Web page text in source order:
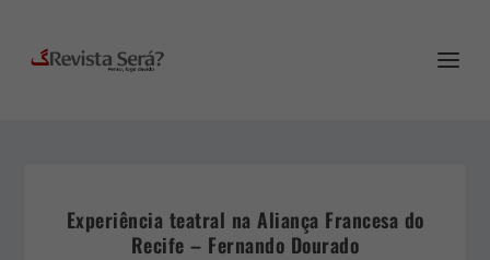
Experiência teatral na Aliança Francesa do
Recife – Fernando Dourado